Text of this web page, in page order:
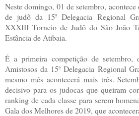
Neste domingo, 01 de setembro,
de judô da 15ª Delegacia Regional
XXXIII Torneio de Judô do São João
Estância de Atibaia.
É a primeira competição de
Amistosos da 15ª Delegacia Regional
mesmo mês acontecerá mais três.
decisivo para os judocas que queiram
ranking de cada classe para serem
Gala dos Melhores de 2019, que